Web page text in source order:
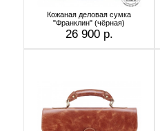
Кожаная деловая сумка
"Франклин" (чёрная)
26 900 р.